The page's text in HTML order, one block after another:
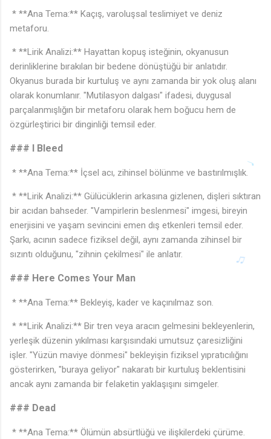
* **Ana Tema:** Kaçış, varoluşsal teslimiyet ve deniz
metaforu.
* **Lirik Analizi:** Hayattan kopuş isteğinin, okyanusun
derinliklerine bırakılan bir bedene dönüştüğü bir anlatıdır.
Okyanus burada bir kurtuluş ve aynı zamanda bir yok oluş alanı
olarak konumlanır. "Mutilasyon dalgası" ifadesi, duygusal
parçalanmışlığın bir metaforu olarak hem boğucu hem de
özgürleştirici bir dinginliği temsil eder.
### I Bleed
* **Ana Tema:** İçsel acı, zihinsel bölünme ve bastırılmışlık.
* **Lirik Analizi:** Gülücüklerin arkasına gizlenen, dişleri sıktıran
bir acıdan bahseder. "Vampirlerin beslenmesi" imgesi, bireyin
enerjisini ve yaşam sevincini emen dış etkenleri temsil eder.
Şarkı, acının sadece fiziksel değil, aynı zamanda zihinsel bir
sızıntı olduğunu, "zihnin çekilmesi" ile anlatır.
### Here Comes Your Man
* **Ana Tema:** Bekleyiş, kader ve kaçınılmaz son.
* **Lirik Analizi:** Bir tren veya aracın gelmesini bekleyenlerin,
yerleşik düzenin yıkılması karşısındaki umutsuz çaresizliğini
işler. "Yüzün maviye dönmesi" bekleyişin fiziksel yıpratıcılığını
gösterirken, "buraya geliyor" nakaratı bir kurtuluş beklentisini
ancak aynı zamanda bir felaketin yaklaşışını simgeler.
### Dead
* **Ana Tema:** Ölümün absürtlüğü ve ilişkilerdeki çürüme.
🎶